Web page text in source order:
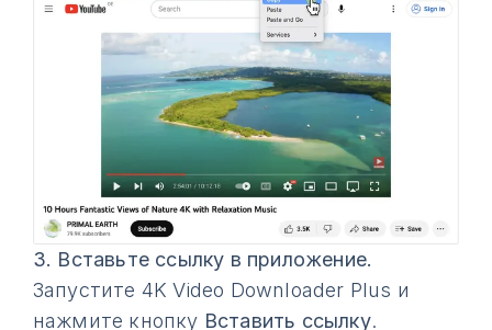
3. Вставьте ссылку в приложение.
Запустите 4K Video Downloader Plus и
нажмите кнопку Вставить ссылку.